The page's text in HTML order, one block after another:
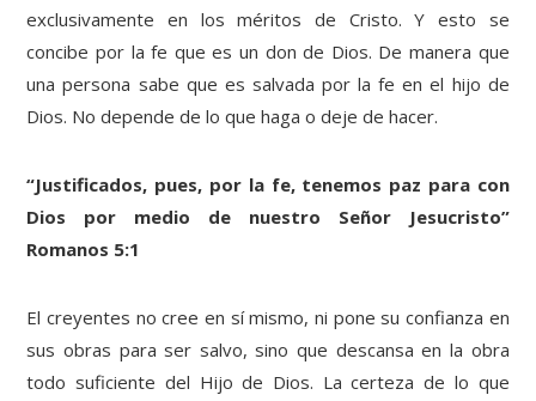
exclusivamente en los méritos de Cristo. Y esto se
concibe por la fe que es un don de Dios. De manera que
una persona sabe que es salvada por la fe en el hijo de
Dios. No depende de lo que haga o deje de hacer.
“Justificados, pues, por la fe, tenemos paz para con
Dios por medio de nuestro Señor Jesucristo”
Romanos 5:1
El creyentes no cree en sí mismo, ni pone su confianza en
sus obras para ser salvo, sino que descansa en la obra
todo suficiente del Hijo de Dios. La certeza de lo que